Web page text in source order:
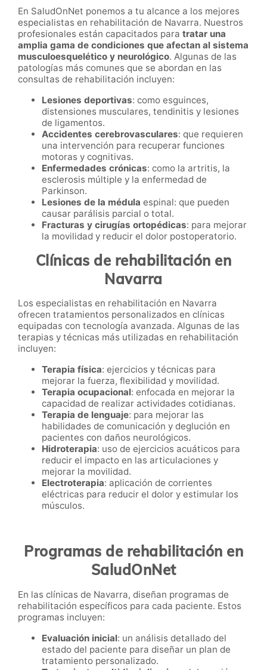
En SaludOnNet ponemos a tu alcance a los mejores
especialistas en rehabilitación de Navarra. Nuestros
profesionales están capacitados para tratar una
amplia gama de condiciones que afectan al sistema
musculoesquelético y neurológico. Algunas de las
patologías más comunes que se abordan en las
consultas de rehabilitación incluyen:
Lesiones deportivas: como esguinces,
distensiones musculares, tendinitis y lesiones
de ligamentos.
Accidentes cerebrovasculares: que requieren
una intervención para recuperar funciones
motoras y cognitivas.
Enfermedades crónicas: como la artritis, la
esclerosis múltiple y la enfermedad de
Parkinson.
Lesiones de la médula espinal: que pueden
causar parálisis parcial o total.
Fracturas y cirugías ortopédicas: para mejorar
la movilidad y reducir el dolor postoperatorio.
Clínicas de rehabilitación en
Navarra
Los especialistas en rehabilitación en Navarra
ofrecen tratamientos personalizados en clínicas
equipadas con tecnología avanzada. Algunas de las
terapias y técnicas más utilizadas en rehabilitación
incluyen:
Terapia física: ejercicios y técnicas para
mejorar la fuerza, flexibilidad y movilidad.
Terapia ocupacional: enfocada en mejorar la
capacidad de realizar actividades cotidianas.
Terapia de lenguaje: para mejorar las
habilidades de comunicación y deglución en
pacientes con daños neurológicos.
Hidroterapia: uso de ejercicios acuáticos para
reducir el impacto en las articulaciones y
mejorar la movilidad.
Electroterapia: aplicación de corrientes
eléctricas para reducir el dolor y estimular los
músculos.
Programas de rehabilitación en
SaludOnNet
En las clínicas de Navarra, diseñan programas de
rehabilitación específicos para cada paciente. Estos
programas incluyen:
Evaluación inicial: un análisis detallado del
estado del paciente para diseñar un plan de
tratamiento personalizado.